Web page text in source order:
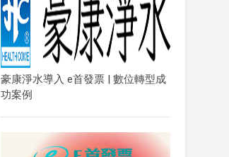
豪康淨水導入 e首發票 | 數位轉型成
功案例